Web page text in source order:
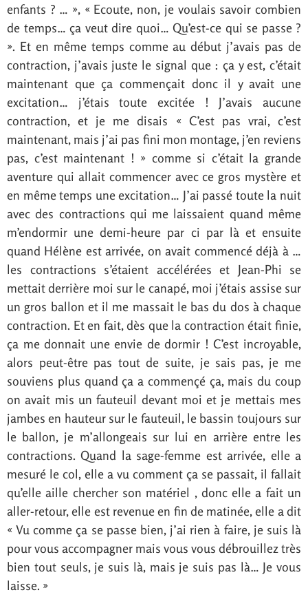
enfants ? … », « Ecoute, non, je voulais savoir combien
de temps… ça veut dire quoi… Qu’est-ce qui se passe ?
». Et en même temps comme au début j’avais pas de
contraction, j’avais juste le signal que : ça y est, c’était
maintenant que ça commençait donc il y avait une
excitation… j’étais toute excitée ! J’avais aucune
contraction, et je me disais « C’est pas vrai, c’est
maintenant, mais j’ai pas fini mon montage, j’en reviens
pas, c’est maintenant ! » comme si c’était la grande
aventure qui allait commencer avec ce gros mystère et
en même temps une excitation… J’ai passé toute la nuit
avec des contractions qui me laissaient quand même
m’endormir une demi-heure par ci par là et ensuite
quand Hélène est arrivée, on avait commencé déjà à …
les contractions s’étaient accélérées et Jean-Phi se
mettait derrière moi sur le canapé, moi j’étais assise sur
un gros ballon et il me massait le bas du dos à chaque
contraction. Et en fait, dès que la contraction était finie,
ça me donnait une envie de dormir ! C’est incroyable,
alors peut-être pas tout de suite, je sais pas, je me
souviens plus quand ça a commençé ça, mais du coup
on avait mis un fauteuil devant moi et je mettais mes
jambes en hauteur sur le fauteuil, le bassin toujours sur
le ballon, je m’allongeais sur lui en arrière entre les
contractions. Quand la sage-femme est arrivée, elle a
mesuré le col, elle a vu comment ça se passait, il fallait
qu’elle aille chercher son matériel , donc elle a fait un
aller-retour, elle est revenue en fin de matinée, elle a dit
« Vu comme ça se passe bien, j’ai rien à faire, je suis là
pour vous accompagner mais vous vous débrouillez très
bien tout seuls, je suis là, mais je suis pas là… Je vous
laisse. »